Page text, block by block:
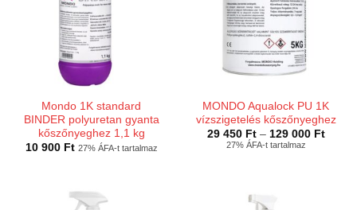
Mondo 1K standard
BINDER polyuretan gyanta
kőszőnyeghez 1,1 kg
10 900 Ft 27% ÁFA-t tartalmaz
MONDO Aqualock PU 1K
vízszigetelés kőszőnyeghez
29 450 Ft – 129 000 Ft
27% ÁFA-t tartalmaz